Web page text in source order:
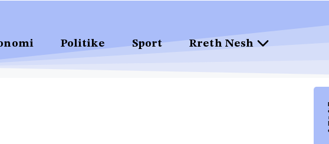
Politike Sport Rreth Nesh